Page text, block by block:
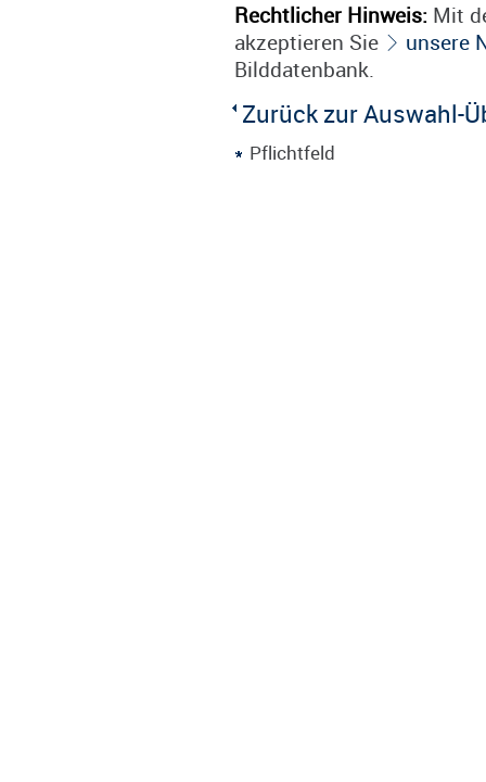
Rechtlicher Hinweis: Mit
akzeptieren Sie
unsere
Bilddatenbank.
Zurück zur Auswahl-
Pflichtfeld